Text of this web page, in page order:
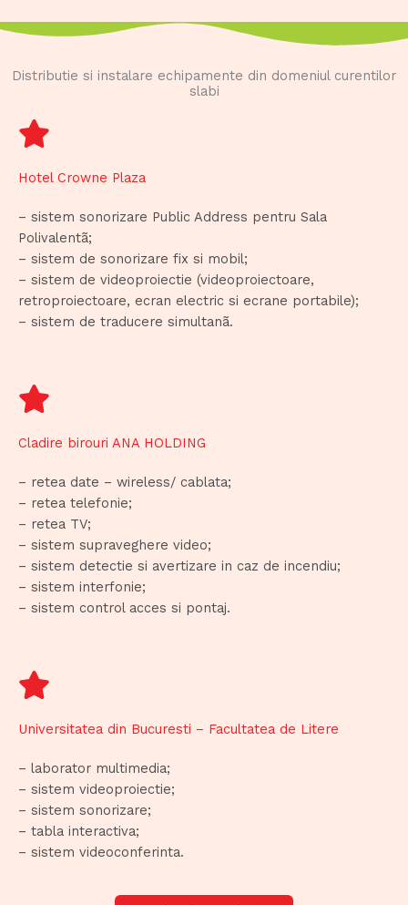
Distributie si instalare echipamente din domeniul curentilor
slabi
Hotel Crowne Plaza
– sistem sonorizare Public Address pentru Sala
Polivalentã;
– sistem de sonorizare fix si mobil;
– sistem de videoproiectie (videoproiectoare,
retroproiectoare, ecran electric si ecrane portabile);
– sistem de traducere simultanã.
Cladire birouri ANA HOLDING
– retea date – wireless/ cablata;
– retea telefonie;
– retea TV;
– sistem supraveghere video;
– sistem detectie si avertizare in caz de incendiu;
– sistem interfonie;
– sistem control acces si pontaj.
Universitatea din Bucuresti – Facultatea de Litere
– laborator multimedia;
– sistem videoproiectie;
– sistem sonorizare;
– tabla interactiva;
– sistem videoconferinta.